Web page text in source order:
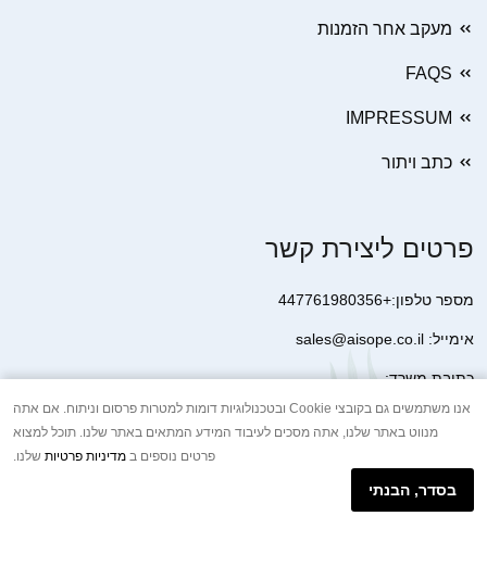
מעקב אחר הזמנות
FAQS
IMPRESSUM
כתב ויתור
פרטים ליצירת קשר
מספר טלפון:+447761980356
אימייל: sales@aisope.co.il
כתובת משרד:
41 Devonshire Street Ground Floor Office 1 London W1G 7AJ
United Kingdom
+44 7410 2065017
הודעת וואטסאפ באינטרנט
אנו משתמשים גם בקובצי Cookie ובטכנולוגיות דומות למטרות פרסום וניתוח. אם אתה
מנווט באתר שלנו, אתה מסכים לעיבוד המידע המתאים באתר שלנו. תוכל למצוא
פרטים נוספים ב מדיניות פרטיות שלנו.
בסדר, הבנתי